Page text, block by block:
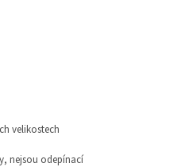
velikostech
nejsou odepínací